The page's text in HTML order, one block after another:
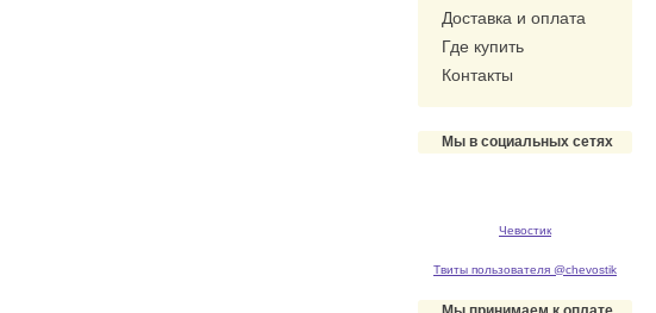
Доставка и оплата
Где купить
Контакты
Мы в социальных сетях
Чевостик
Твиты пользователя @chevostik